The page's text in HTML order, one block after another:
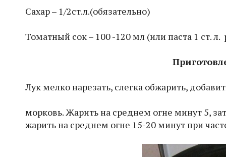
Сахар – 1/2ст.л.(обязательно)
Томатный сок – 100 -120 мл (или паста 1 ст. л.
Лук мелко нарезать, слегка обжарить,
морковь. Жарить на среднем огне минут 5,
жарить на среднем огне 15-20 минут при